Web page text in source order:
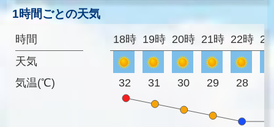
1時間ごとの天気
時間
天気
気温(℃)
18時 19時 20時 21時 22時
32 31 30 29 28